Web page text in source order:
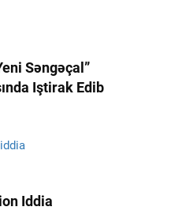
Səngəçal”
Iştirak Edib
Iddia